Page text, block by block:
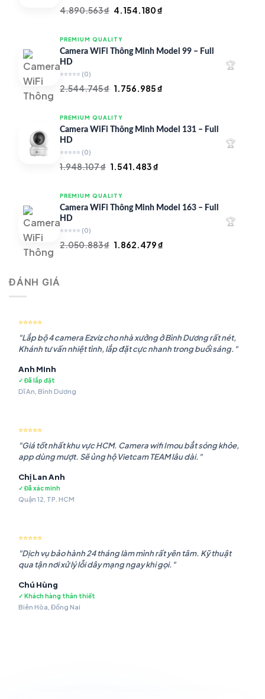
4.890.563₫ Giá
là:
4.890.563 ₫.
4.154.180₫
là:
PREMIUM QUALITY
Camera WiFi Thông Minh Model 99 – Full
HD
⭐⭐⭐⭐⭐ (0)
2.544.745₫ Giá
là:
2.544.745 ₫.
1.756.985₫
là:
🏆
PREMIUM QUALITY
Camera WiFi Thông Minh Model 131 – Full
HD
⭐⭐⭐⭐⭐ (0)
1.948.107₫ Giá
là:
1.948.107 ₫.
1.541.483₫
là:
🏆
PREMIUM QUALITY
Camera WiFi Thông Minh Model 163 – Full
HD
⭐⭐⭐⭐⭐ (0)
2.050.883₫ Giá
1.862.479₫
🏆
ĐÁNH GIÁ
⭐⭐⭐⭐⭐
"Lắp bộ 4 camera Ezviz cho nhà xưởng ở Bình Dương rất nét,
Khánh tư vấn nhiệt tình, lắp đặt cực nhanh trong buổi sáng."
Anh Minh
✓ Đã lắp đặt
Dĩ An, Bình Dương
⭐⭐⭐⭐⭐
"Giá tốt nhất khu vực HCM. Camera wifi Imou bắt sóng khỏe,
app dùng mượt. Sẽ ủng hộ Vietcam TEAM lâu dài."
Chị Lan Anh
✓ Đã xác minh
Quận 12, TP. HCM
⭐⭐⭐⭐⭐
"Dịch vụ bảo hành 24 tháng làm mình rất yên tâm. Kỹ thuật
qua tận nơi xử lý lỗi dây mạng ngay khi gọi."
Chú Hùng
✓ Khách hàng thân thiết
Biên Hòa, Đồng Nai